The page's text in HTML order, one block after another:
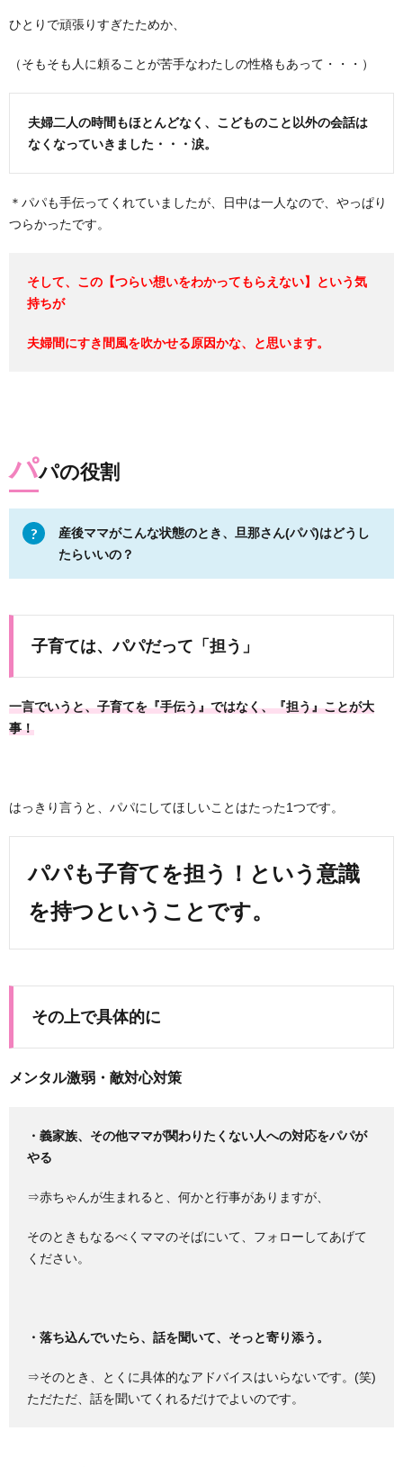
ひとりで頑張りすぎたためか、
（そもそも人に頼ることが苦手なわたしの性格もあって・・・）
夫婦二人の時間もほとんどなく、 こどものこと以外の会話は
なくなっていきました・・・涙。
＊パパも手伝ってくれていましたが、
日中は一人なので、やっぱり
つらかったです。
そして、この【つらい想いをわかってもらえない】という気
持ちが
夫婦間にすき間風を吹かせる原因かな、と思います。
パパの役割
産後ママがこんな状態のとき、 旦那さん(パパ)はどうし
たらいいの？
子育ては、パパだって「担う」
一言でいうと、子育てを『手伝う』ではなく、『担う』ことが大
事！
はっきり言うと、パパにしてほしいことはたった1つです。
パパも子育てを担う！という意識
を持つということです。
その上で具体的に
メンタル激弱・敵対心対策
・義家族、その他ママが関わりたくない人への対応をパパが
やる
⇒赤ちゃんが生まれると、何かと行事がありますが、
そのときもなるべくママのそばにいて、フォローしてあげて
ください。
・落ち込んでいたら、話を聞いて、そっと寄り添う。
⇒そのとき、とくに具体的なアドバイスはいらないです。(笑)
ただただ、話を聞いてくれるだけでよいのです。